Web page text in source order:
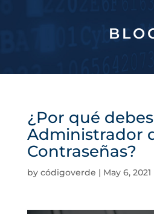
¿Por qué
Administrador
Contraseñas?
by códigoverde | May 6, 2021